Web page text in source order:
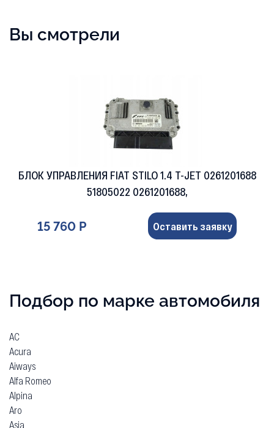
Вы смотрели
БЛОК УПРАВЛЕНИЯ FIAT STILO 1.4 T-JET 0261201688
51805022 0261201688,
15 760 Р Оставить заявку
Подбор по марке автомобиля
AC
Acura
Aiways
Alfa Romeo
Alpina
Aro
Asia